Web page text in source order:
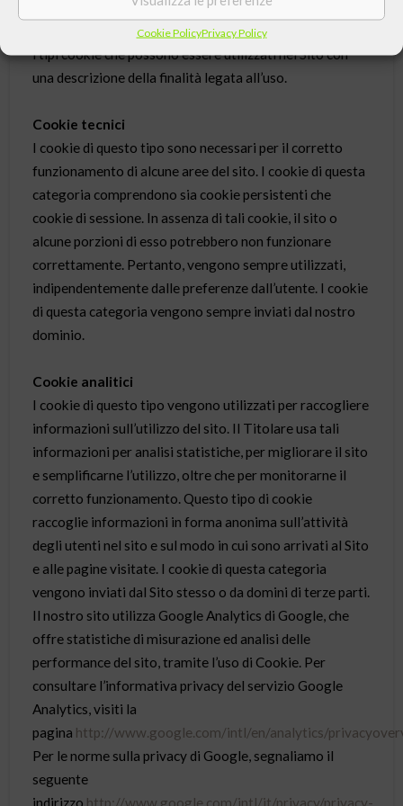
Cookie PolicyPrivacy Policy
Esistono vari tipi di cookie. Qui di seguito sono riportati
i tipi cookie che possono essere utilizzati nel Sito con
una descrizione della finalità legata all’uso.
Cookie tecnici
I cookie di questo tipo sono necessari per il corretto
funzionamento di alcune aree del sito. I cookie di questa
categoria comprendono sia cookie persistenti che
cookie di sessione. In assenza di tali cookie, il sito o
alcune porzioni di esso potrebbero non funzionare
correttamente. Pertanto, vengono sempre utilizzati,
indipendentemente dalle preferenze dall’utente. I cookie
di questa categoria vengono sempre inviati dal nostro
dominio.
Cookie analitici
I cookie di questo tipo vengono utilizzati per raccogliere
informazioni sull’utilizzo del sito. Il Titolare usa tali
informazioni per analisi statistiche, per migliorare il sito
e semplificarne l’utilizzo, oltre che per monitorarne il
corretto funzionamento. Questo tipo di cookie
raccoglie informazioni in forma anonima sull’attività
degli utenti nel sito e sul modo in cui sono arrivati al Sito
e alle pagine visitate. I cookie di questa categoria
vengono inviati dal Sito stesso o da domini di terze parti.
Il nostro sito utilizza Google Analytics di Google, che
offre statistiche di misurazione ed analisi delle
performance del sito, tramite l’uso di Cookie. Per
consultare l’informativa privacy del servizio Google
Analytics, visiti la
pagina http://www.google.com/intl/en/analytics/
Per le norme sulla privacy di Google, segnaliamo il
seguente
indirizzo http://www.google.com/intl/it/privacy/privacy-